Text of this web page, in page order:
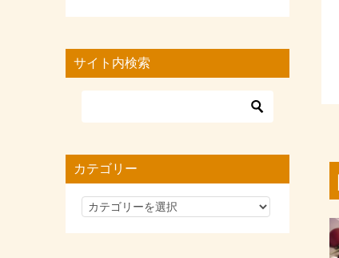
サイト内検索
カテゴリー
カ